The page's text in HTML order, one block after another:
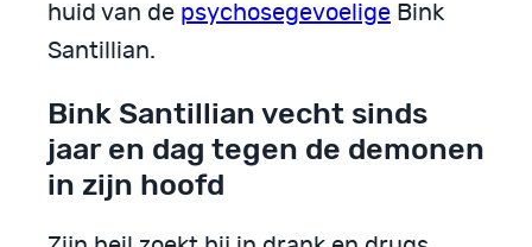
huid van de psychosegevoelige Bink
Santillian.
Bink Santillian vecht sinds
jaar en dag tegen de demonen
in zijn hoofd